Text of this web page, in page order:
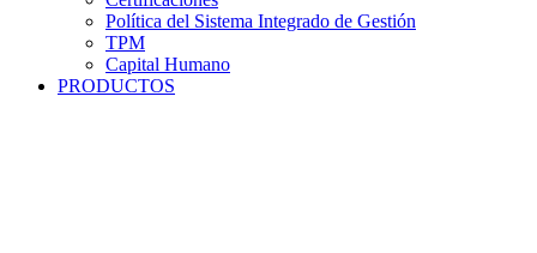
Política del Sistema Integrado de Gestión
TPM
Capital Humano
PRODUCTOS